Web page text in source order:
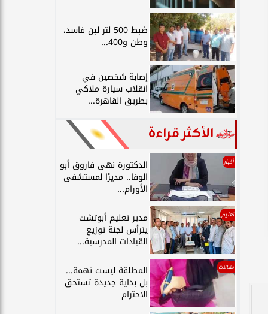
ضبط 500 لتر لبن فاسد،
وطن و400...
إصابة شخصين في
انقلاب سيارة ملاكي
بطريق القاهرة...
الأكثر قراءة
أخبار الدكتورة نهى فاروق أبو
الوفا.. مديرًا لمستشفى
الأورام...
تعليم مدير تعليم أبوتشت
يترأس لجنة توزيع
القيادات المدرسية...
مقالات المطلقة ليست تهمة...
بل بداية جديدة تستحق
الاحترام